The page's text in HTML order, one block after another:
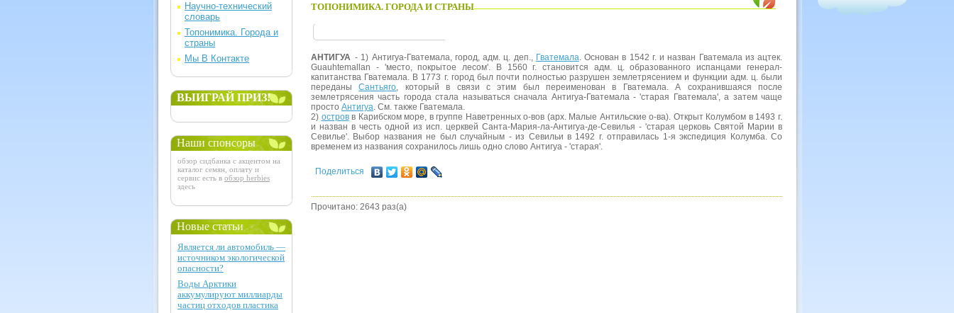
ТОПОНИМИКА. ГОРОДА И СТРАНЫ
АНТИГУА - 1) Антигуа-Гватемала, город, адм. ц. деп., Гватемала. Основан в 1542 г. и назван Гватемала из ацтек.
Guauhtemallan - 'место, покрытое лесом'. В 1560 г. становится адм. ц. образованного испанцами генерал-
капитанства Гватемала. В 1773 г. город был почти полностью разрушен землетрясением и функции адм. ц. были
переданыСантьяго, который в связи с этим был переименован в Гватемала. А сохранившаяся после
землетрясения часть города стала называться сначала Антигуа-Гватемала - 'старая Гватемала', а затем чаще
просто Антигуа. См. также Гватемала.
2) островв Карибском море, в группе Наветренных о-вов (арх. Малые Антильские о-ва). Открыт Колумбом в 1493 г.
и назван в честь одной из исп. церквей Санта-Мария-ла-Антигуа-де-Севилья - 'старая церковь Святой Марии в
Севилье'. Выбор названия не был случайным - из Севильи в 1492 г. отправилась 1-я экспедиция Колумба. Со
временем из названия сохранилось лишь одно слово Антигуа - 'старая'.
Поделиться
Прочитано: 2643 раз(а)
Научно-технический
словарь
Топонимика. Города и
страны
Мы В Контакте
ВЫИГРАЙ ПРИЗ!
Наши спонсоры
обзор сидбанка с акцентом на
каталог семян, оплату и
сервис есть в обзор herbies
здесь
Новые статьи
Является ли автомобиль —
источником экологической
опасности?
Воды Арктики
аккумулируют миллиарды
частиц отходов пластика